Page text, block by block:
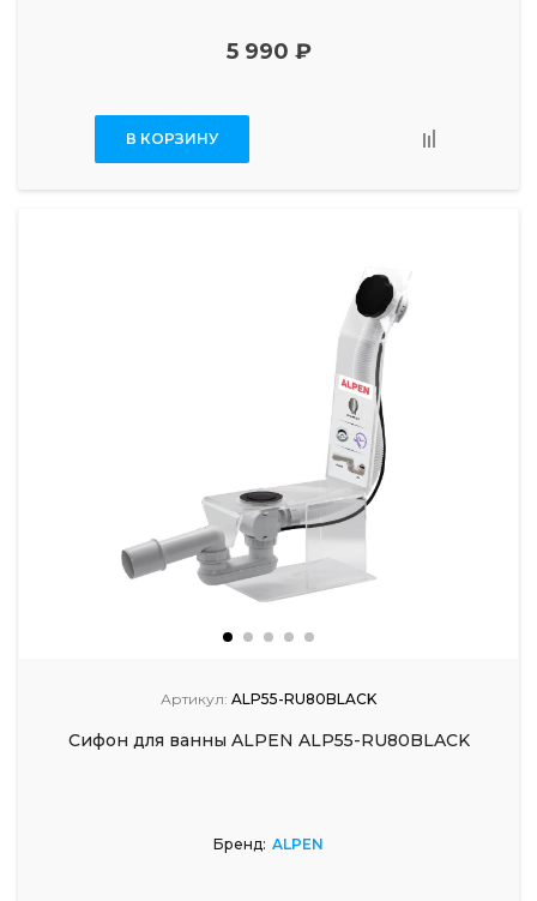
5 990 ₽
В КОРЗИНУ
Артикул: ALP55-RU80BLACK
Сифон для ванны ALPEN ALP55-RU80BLACK
Бренд: ALPEN